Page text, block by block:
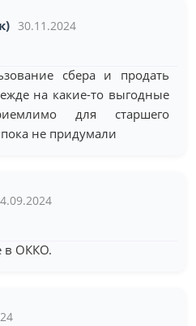
30.11.2024
сбера и продать
на какие-то выгодные
для старшего
не придумали
в ОККО.